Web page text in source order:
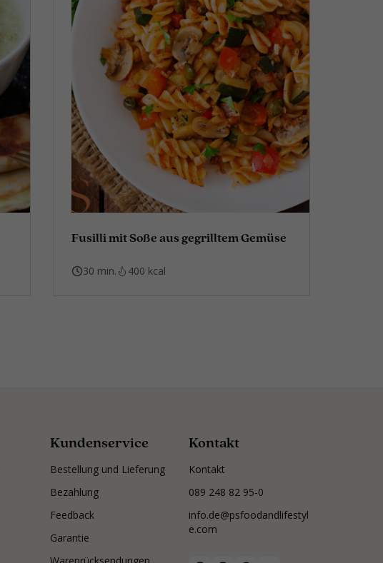
Fusilli mit Soße aus gegrilltem Gemüse
30 min. 400 kcal
Kundenservice
Bestellung und Lieferung
Bezahlung
Feedback
Garantie
Kontakt
Kontakt
089 248 82 95-0
info.de@psfoodandlifestyl
e.com